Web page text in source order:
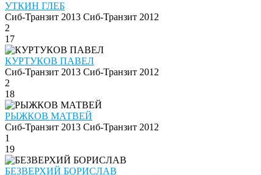
УТКИН ГЛЕБ
Сиб-Транзит 2013 Сиб-Транзит 2012
2
17
КУРТУКОВ ПАВЕЛ
Сиб-Транзит 2013 Сиб-Транзит 2012
2
18
РЫЖКОВ МАТВЕЙ
Сиб-Транзит 2013 Сиб-Транзит 2012
1
19
БЕЗВЕРХИЙ БОРИСЛАВ